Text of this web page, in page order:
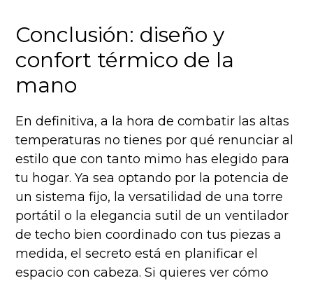
Conclusión: diseño y
confort térmico de la
mano
En definitiva, a la hora de combatir las altas
temperaturas no tienes por qué renunciar al
estilo que con tanto mimo has elegido para
tu hogar. Ya sea optando por la potencia de
un sistema fijo, la versatilidad de una torre
portátil o la elegancia sutil de un ventilador
de techo bien coordinado con tus piezas a
medida, el secreto está en planificar el
espacio con cabeza. Si quieres ver cómo